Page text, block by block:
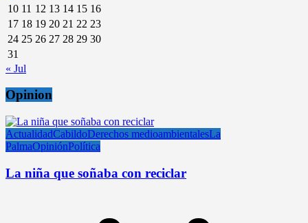
10 11 12 13 14 15 16
17 18 19 20 21 22 23
24 25 26 27 28 29 30
31
« Jul
Opinion
ActualidadCabildoDerechos medioambientalesLa
PalmaOpiniónPolítica
La niña que soñaba con reciclar